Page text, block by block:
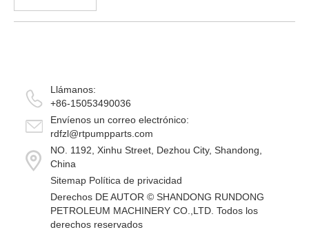
Llámanos:
+86-15053490036
Envíenos un correo electrónico:
rdfzl@rtpumpparts.com
NO. 1192, Xinhu Street, Dezhou City, Shandong,
China
Sitemap Política de privacidad
Derechos DE AUTOR © SHANDONG RUNDONG
PETROLEUM MACHINERY CO.,LTD. Todos los
derechos reservados